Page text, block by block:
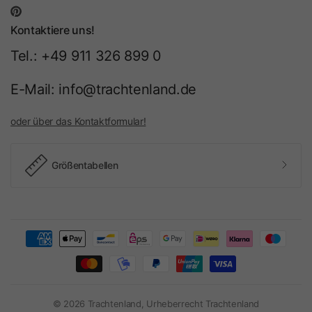
Kontaktiere uns!
Tel.: +49 911 326 899 0
E-Mail: info@trachtenland.de
oder über das Kontaktformular!
Größentabellen
© 2026 Trachtenland, Urheberrecht Trachtenland